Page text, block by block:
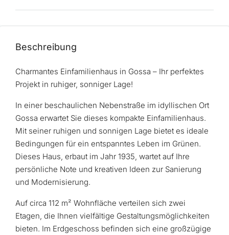
Beschreibung
Charmantes Einfamilienhaus in Gossa – Ihr perfektes
Projekt in ruhiger, sonniger Lage!
In einer beschaulichen Nebenstraße im idyllischen Ort
Gossa erwartet Sie dieses kompakte Einfamilienhaus.
Mit seiner ruhigen und sonnigen Lage bietet es ideale
Bedingungen für ein entspanntes Leben im Grünen.
Dieses Haus, erbaut im Jahr 1935, wartet auf Ihre
persönliche Note und kreativen Ideen zur Sanierung
und Modernisierung.
Auf circa 112 m² Wohnfläche verteilen sich zwei
Etagen, die Ihnen vielfältige Gestaltungsmöglichkeiten
bieten. Im Erdgeschoss befinden sich eine großzügige